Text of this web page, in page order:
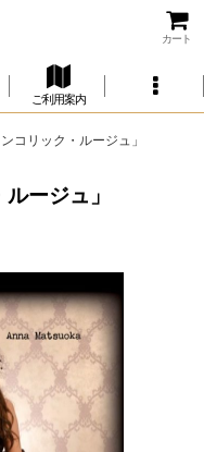
カート
ご利用案内
コリック・ルージュ」
ージュ」